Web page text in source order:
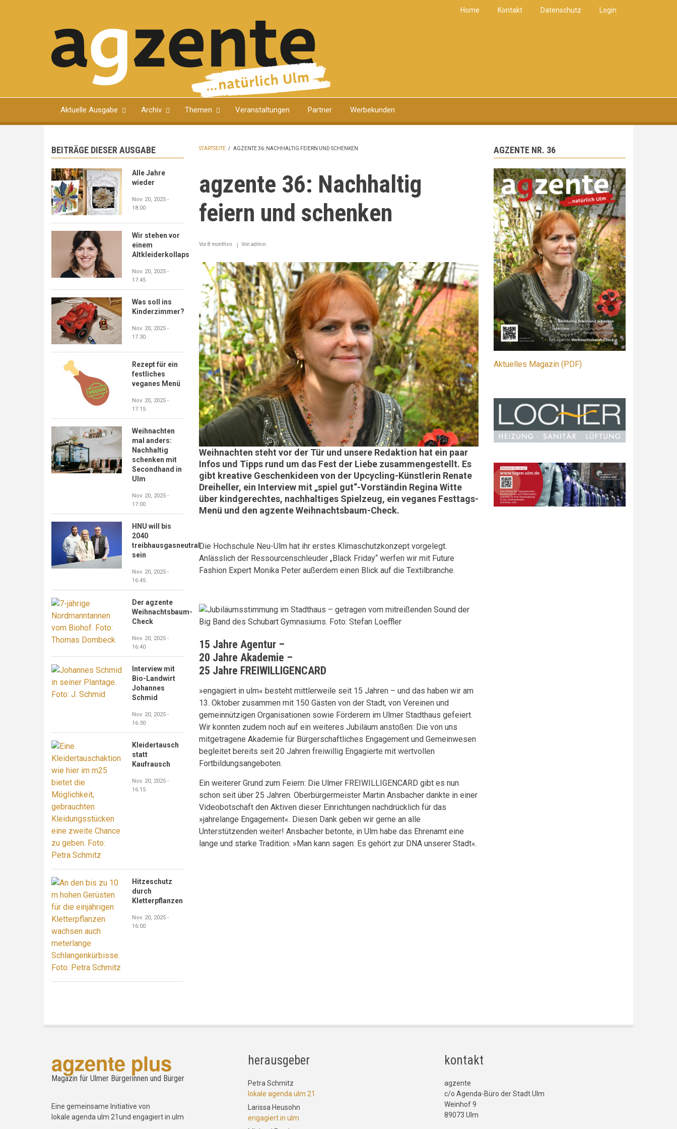
Home Kontakt Datenschutz Login
Aktuelle Ausgabe Archiv Themen Veranstaltungen Partner Werbekunden
BEITRÄGE DIESER AUSGABE
Alle Jahre
wieder
Nov. 20, 2025 -
18:00
Wir stehen vor
einem
Altkleiderkollaps
Nov. 20, 2025 -
17:45
Was soll ins
Kinderzimmer?
Nov. 20, 2025 -
17:30
Rezept für ein
festliches
veganes Menü
Nov. 20, 2025 -
17:15
Weihnachten
mal anders:
Nachhaltig
schenken mit
Secondhand in
Ulm
Nov. 20, 2025 -
17:00
HNU will bis
2040
treibhausgasneutral
sein
Nov. 20, 2025 -
16:45
Der agzente
Weihnachtsbaum-
Check
Nov. 20, 2025 -
16:40
Interview mit
Bio-Landwirt
Johannes
Schmid
Nov. 20, 2025 -
16:30
Kleidertausch
statt
Kaufrausch
Nov. 20, 2025 -
16:15
Hitzeschutz
durch
Kletterpflanzen
Nov. 20, 2025 -
16:00
STARTSEITE / AGZENTE 36: NACHHALTIG FEIERN UND SCHENKEN
agzente 36: Nachhaltig
feiern und schenken
Vor 8 monthsn Von admin
Weihnachten steht vor der Tür und unsere Redaktion hat ein paar
Infos und Tipps rund um das Fest der Liebe zusammengestellt. Es
gibt kreative Geschenkideen von der Upcycling-Künstlerin Renate
Dreiheller, ein Interview mit „spiel gut“-Vorständin Regina Witte
über kindgerechtes, nachhaltiges Spielzeug, ein veganes Festtags-
Menü und den agzente Weihnachtsbaum-Check.
Die Hochschule Neu-Ulm hat ihr erstes Klimaschutzkonzept vorgelegt.
Anlässlich der Ressourcenschleuder „Black Friday“ werfen wir mit Future
Fashion Expert Monika Peter außerdem einen Blick auf die Textilbranche.
15 Jahre Agentur –
20 Jahre Akademie –
25 Jahre FREIWILLIGENCARD
»engagiert in ulm« besteht mittlerweile seit 15 Jahren – und das haben wir am
13. Oktober zusammen mit 150 Gästen von der Stadt, von Vereinen und
gemeinnützigen Organisationen sowie Förderern im Ulmer Stadthaus gefeiert.
Wir konnten zudem noch auf ein weiteres Jubiläum anstoßen: Die von uns
mitgetragene Akademie für Bürgerschaftliches Engagement und Gemeinwesen
begleitet bereits seit 20 Jahren freiwillig Engagierte mit wertvollen
Fortbildungsangeboten.
Ein weiterer Grund zum Feiern: Die Ulmer FREIWILLIGENCARD gibt es nun
schon seit über 25 Jahren. Oberbürgermeister Martin Ansbacher dankte in einer
Videobotschaft den Aktiven dieser Einrichtungen nachdrücklich für das
»jahrelange Engagement«. Diesen Dank geben wir gerne an alle
Unterstützenden weiter! Ansbacher betonte, in Ulm habe das Ehrenamt eine
lange und starke Tradition: »Man kann sagen: Es gehört zur DNA unserer Stadt«.
AGZENTE NR. 36
Aktuelles Magazin (PDF)
agzente plus
Magazin für Ulmer Bürgerinnen und Bürger
Eine gemeinsame Initiative von
lokale agenda ulm 21und engagiert in ulm
herausgeber
Petra Schmitz
lokale agenda ulm 21
Larissa Heusohn
engagiert in ulm
kontakt
agzente
c/o Agenda-Büro der Stadt Ulm
Weinhof 9
89073 Ulm